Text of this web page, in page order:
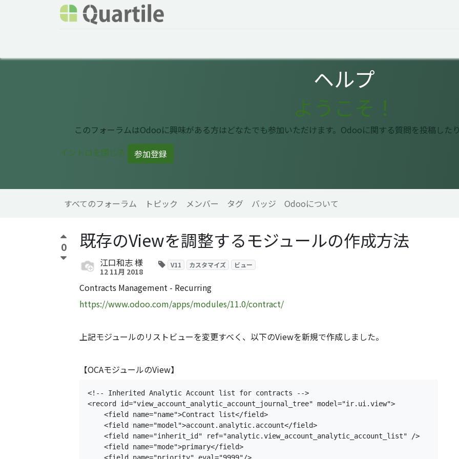
ヘルプ
ようこそ！
このフォーラムはOdooに興味がある方はどなたでも参加いただけます。Odooに関する質問を投稿した
イントロを閉じる
参加登録
すべてのフォーラム トピック メンバー タグ バッジ Odooについて
0 既存のViewを調整するモジュールの作成方法
江口和志様
12 11月 2018
V11 カスタマイズ ビュー
Contracts Management - Recurring
https://www.odoo.com/apps/modules/11.0/contract/
上記モジュールのリストビューを変更すべく、以下のViewを新規で作成しました。
【OCAモジュールのView】
<!-- Inherited Analytic Account list for contracts -->
<record id="view_account_analytic_account_journal_tree" model="ir.ui.view">
    <field
name="name">Contract list</field>
    <field
name="model">account.analytic.account</field>
    <field
name="inherit_id" ref="analytic.view_account_analytic_account_list"
/>
    <field
name="mode">primary</field>